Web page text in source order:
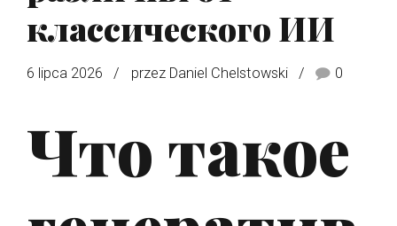
классического ИИ
6 lipca 2026 przez Daniel Chelstowski 0
Что такое